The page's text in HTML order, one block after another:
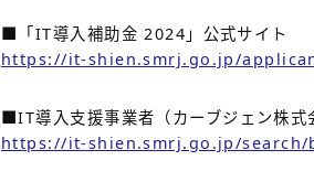
■「IT導入補助金 2024」公式サイト
https://it-shien.smrj.go.jp/
■IT導入支援事業者（カーブジェン株式
https://it-shien.smrj.go.jp/search/